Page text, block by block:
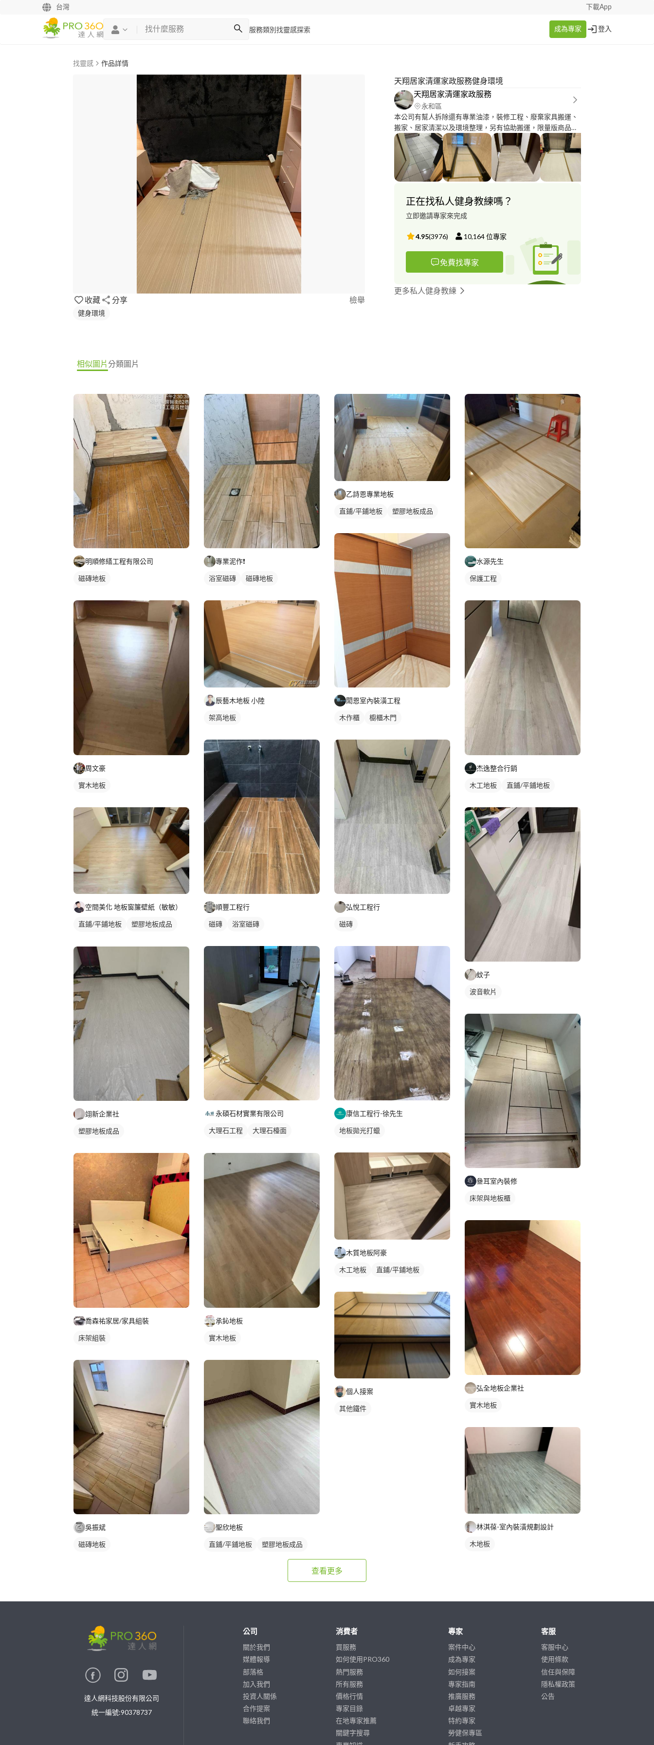
台灣 下載App
服務類別 找靈感探索 成為專家 登入
找靈感 作品詳情
收藏 分享 檢舉
健身環境
天翔居家清運家政服務健身環境
天翔居家清運家政服務
永和區
本公司有幫人拆除還有專業油漆，裝修工程、廢棄家具搬運、
搬家、居家清潔以及環境整理，另有協助搬運，限量版商品協
助排隊，代買商品 收納空間管理，按摩服務、除毛服務，美髮
設計、美甲設計以及接送服務
正在找私人健身教練嗎？
立即邀請專家來完成
4.95(3976) 10,164位專家
免費找專家
更多私人健身教練
相似圖片分類圖片
明順修繕工程有限公司
磁磚地板
周文豪
實木地板
空間美化 地板窗簾壁紙（敏敏）
直鋪/平鋪地板
塑膠地板成品
翊新企業社
塑膠地板成品
喬森祐家居/家具組裝
床架組裝
吳振斌
磁磚地板
專業泥作❗️
浴室磁磚 磁磚地板
辰藝木地板 小陸
架高地板
順豐工程行
磁磚 浴室磁磚
永碩石材實業有限公司
大理石工程
大理石檯面
承鈊地板
實木地板
聖欣地板
直鋪/平鋪地板 塑膠地板成品
乙詩恩專業地板
直鋪/平鋪地板 塑膠地板成品
閎恩室內裝潢工程
木作櫃 櫥櫃木門
弘悅工程行
磁磚
康信工程行-徐先生
地板拋光打蠟
木質地板阿豪
木工地板 直鋪/平鋪地板
個人接案
其他鐵件
水源先生
保護工程
杰逸整合行銷
木工地板 直鋪/平鋪地板
蚊子
波音軟片
叄耳室內裝修
床架與地板櫃
弘全地板企業社
實木地板
林淇葆-室內裝潢規劃設計
木地板
查看更多
達人網科技股份有限公司
統一編號:90378737
公司
關於我們
媒體報導
部落格
加入我們
投資人關係
合作提案
聯絡我們
消費者
買服務
如何使用PRO360
熱門服務
所有服務
價格行情
專家目錄
在地專家推薦
關鍵字搜尋
專家
案件中心
成為專家
如何接案
專家指南
推廣服務
卓越專家
特約專家
勞健保專區
客服
客服中心
使用條款
信任與保障
隱私權政策
公告